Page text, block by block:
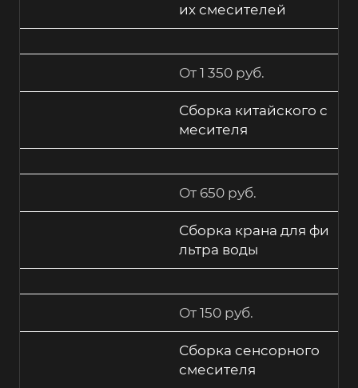
их смесителей
От 1 350 руб.
Сборка китайского с
месителя
От 650 руб.
Сборка крана для фи
льтра воды
От 150 руб.
Сборка сенсорного
смесителя